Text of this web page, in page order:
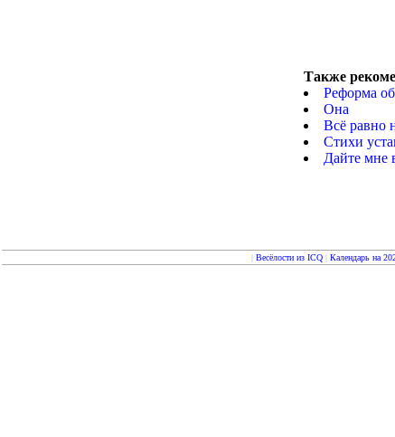
Также
Реформа
Она
Всё равно
Стихи
Дайте мне
Весёлости из ICQ| Календарь на